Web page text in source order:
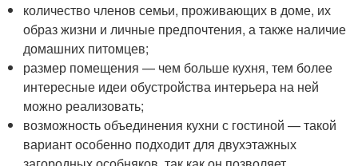
количество членов семьи, проживающих в доме, их
образ жизни и личные предпочтения, а также наличие
домашних питомцев;
размер помещения — чем больше кухня, тем более
интересные идеи обустройства интерьера на ней
можно реализовать;
возможность объединения кухни с гостиной — такой
вариант особенно подходит для двухэтажных